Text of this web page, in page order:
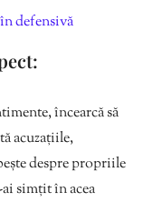
defensivă
încearcă să
acuzațiile,
despre propriile
simțit în acea